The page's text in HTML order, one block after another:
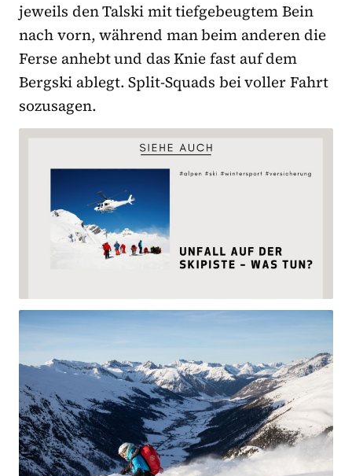
jeweils den Talski mit tiefgebeugtem Bein
nach vorn, während man beim anderen die
Ferse anhebt und das Knie fast auf dem
Bergski ablegt. Split-Squads bei voller Fahrt
sozusagen.